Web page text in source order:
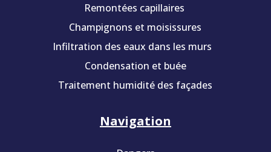
Remontées capillaires
Champignons et moisissures
Infiltration des eaux dans les murs
Condensation et buée
Traitement humidité des façades
Navigation